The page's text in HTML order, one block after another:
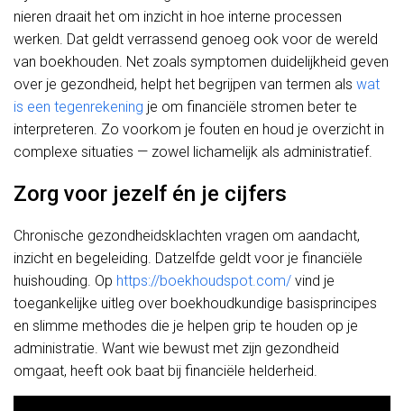
nieren draait het om inzicht in hoe interne processen
werken. Dat geldt verrassend genoeg ook voor de wereld
van boekhouden. Net zoals symptomen duidelijkheid geven
over je gezondheid, helpt het begrijpen van termen als wat
is een tegenrekening je om financiële stromen beter te
interpreteren. Zo voorkom je fouten en houd je overzicht in
complexe situaties — zowel lichamelijk als administratief.
Zorg voor jezelf én je cijfers
Chronische gezondheidsklachten vragen om aandacht,
inzicht en begeleiding. Datzelfde geldt voor je financiële
huishouding. Op https://boekhoudspot.com/ vind je
toegankelijke uitleg over boekhoudkundige basisprincipes
en slimme methodes die je helpen grip te houden op je
administratie. Want wie bewust met zijn gezondheid
omgaat, heeft ook baat bij financiële helderheid.